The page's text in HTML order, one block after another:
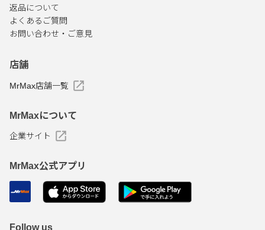
返品について
よくあるご質問
お問い合わせ・ご意見
店舗
MrMax店舗一覧
MrMaxについて
企業サイト
MrMax公式アプリ
Follow us